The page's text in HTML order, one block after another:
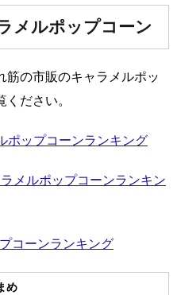
メルポップコーン
筋の市販のキャラメルポッ
ださい。
ポップコーンランキング
メルポップコーンランキン
コーンランキング
め